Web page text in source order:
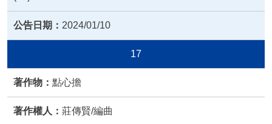
2024/01/10
17
點心擔
莊傳賢/編曲